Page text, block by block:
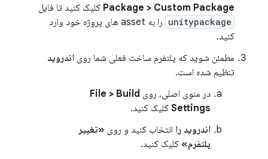
Package > Custom Package کلیک کنید تا فایل
unitypackage
را به asset های پروژه خود وارد
کنید.
مطمئن شوید که پلتفرم ساخت فعلی شما روی اندروید
تنظیم شده است.
در منوی اصلی، روی File > Build
Settings کلیک کنید.
اندروید را انتخاب کنید و روی «تغییر
پلتفرم» کلیک کنید.